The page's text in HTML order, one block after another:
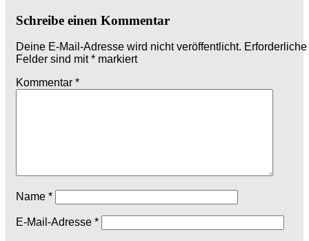
Schreibe einen Kommentar
Deine E-Mail-Adresse wird nicht veröffentlicht. Erforderliche
Felder sind mit* markiert
Kommentar *
Name *
E-Mail-Adresse *